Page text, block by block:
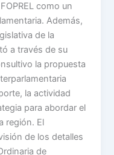
como un
Además,
de la
a través de su
la propuesta
la actividad
para abordar el
región. El
de los detalles
de